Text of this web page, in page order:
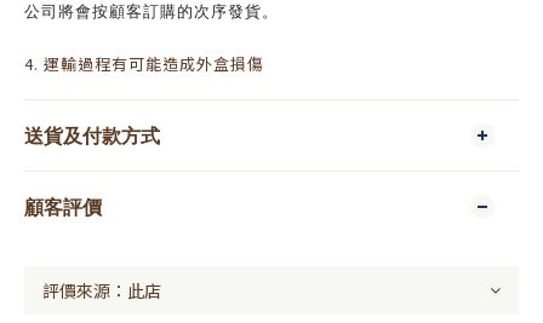
公司將會按顧客訂購的次序發貨。
4. 運輸過程有可能造成外盒損傷
送貨及付款方式
顧客評價